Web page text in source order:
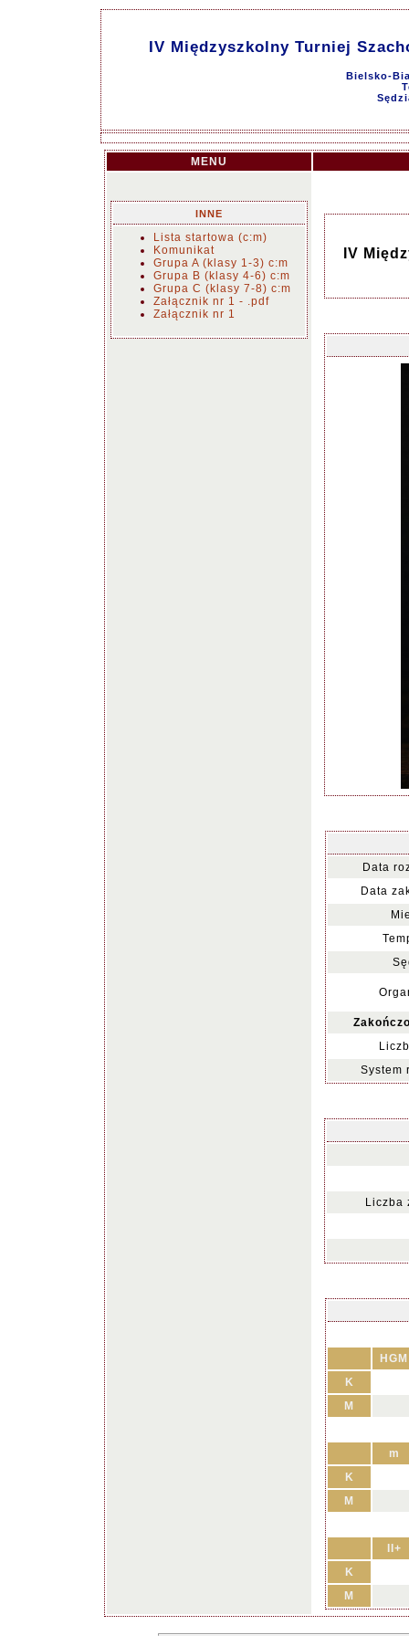
IV Międzyszkolny Turniej
Bielsko-
MENU
INNE
Lista startowa (c:m)
Komunikat
Grupa A (klasy 1-3) c:m
Grupa B (klasy 4-6) c:m
Grupa C (klasy 7-8) c:m
Załącznik nr 1 - .pdf
Załącznik nr 1
IV
Data
Data
System
Liczba
HGM
K
M
m
K
M
II+
K
M